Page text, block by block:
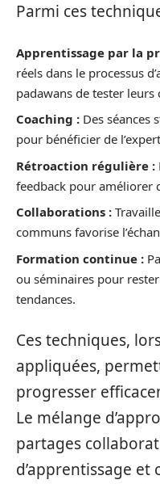
Parmi ces
Apprentissage par la
réels dans le processus
padawans de tester leurs
Coaching : Des séances
pour bénéficier de
Rétroaction régulière :
feedback pour améliorer
Collaborations :
communs favorise
Formation continue :
ou séminaires pour
tendances.
Ces techniques,
appliquées,
progresser
Le mélange
partages
d’apprentissage